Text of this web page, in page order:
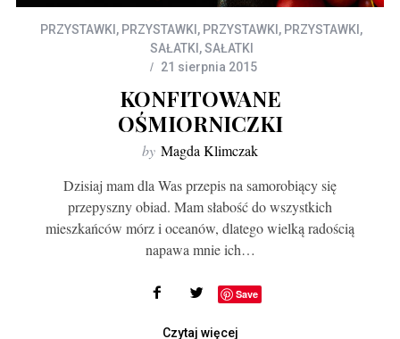
PRZYSTAWKI , PRZYSTAWKI , PRZYSTAWKI , PRZYSTAWKI ,
SAŁATKI ,SAŁATKI
21 sierpnia 2015
KONFITOWANE
OŚMIORNICZKI
by Magda Klimczak
Dzisiaj mam dla Was przepis na samorobiący się
przepyszny obiad. Mam słabość do wszystkich
mieszkańców mórz i oceanów, dlatego wielką radością
napawa mnie ich…
Save
Czytaj więcej